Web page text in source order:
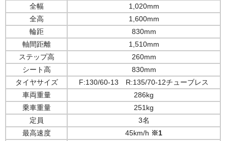
電動ミニカー
電動トライク
どうやって購入するの？
お問い合わせ / お見積もり
全幅
1,020mm
全高
1,600mm
輪距
830mm
軸間距離
1,510mm
ステップ高
260mm
シート高
830mm
タイヤサイズ
F:130/60-13 R:135/70-12チューブレス
車両重量
286kg
乗車重量
251kg
定員
3名
最高速度
45km/h ※1